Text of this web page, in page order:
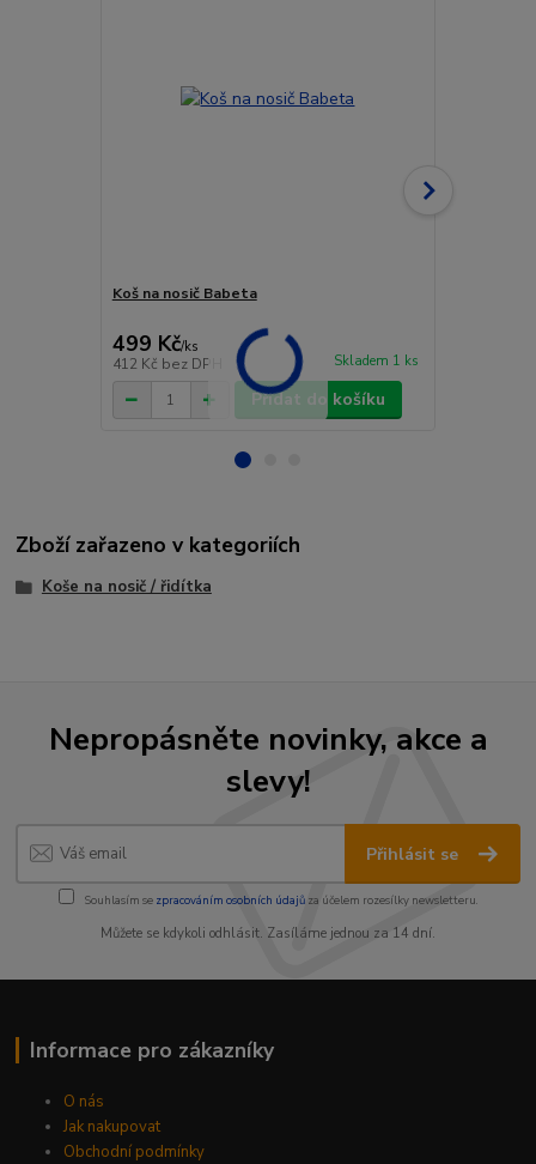
Koš na nosič Babeta
499 Kč/ks
412 Kč bez DPH Skladem 1 ks
Přidat do košíku
Zboží zařazeno v kategoriích
Koše na nosič / řidítka
Nepropásněte novinky, akce a
slevy!
Přihlásit se
Souhlasím se zpracováním osobních údajůza účelem rozesílky newsletteru.
Můžete se kdykoli odhlásit. Zasíláme jednou za 14 dní.
Informace pro zákazníky
O nás
Jak nakupovat
Obchodní podmínky